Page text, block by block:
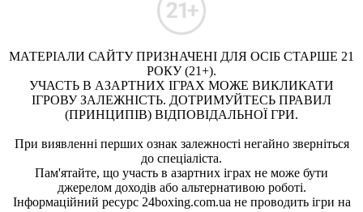
МАТЕРІАЛИ САЙТУ ПРИЗНАЧЕНІ ДЛЯ ОСІБ СТАРШЕ 21
РОКУ (21+).
УЧАСТЬ В АЗАРТНИХ ІГРАХ МОЖЕ ВИКЛИКАТИ
ІГРОВУ ЗАЛЕЖНІСТЬ. ДОТРИМУЙТЕСЬ ПРАВИЛ
(ПРИНЦИПІВ) ВІДПОВІДАЛЬНОЇ ГРИ.
При виявленні перших ознак залежності негайно зверніться
до спеціаліста.
Пам'ятайте, що участь в азартних іграх не може бути
джерелом доходів або альтернативою роботі.
Інформаційний ресурс 24boxing.com.ua не проводить ігри на